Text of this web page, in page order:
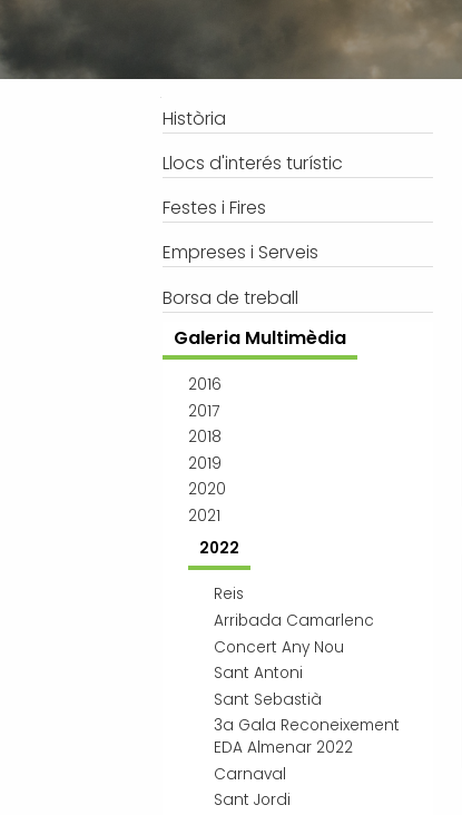
Processos selectius
Bústia de suggeriments
Salut
Jutjat de Pau i Registre Civil
Navegació
Història
Llocs d'interés turístic
Festes i Fires
Empreses i Serveis
Borsa de treball
Galeria Multimèdia
2016
2017
2018
2019
2020
2021
2022
Reis
Arribada Camarlenc
Concert Any Nou
Sant Antoni
Sant Sebastià
3a Gala Reconeixement
EDA Almenar 2022
Carnaval
Sant Jordi